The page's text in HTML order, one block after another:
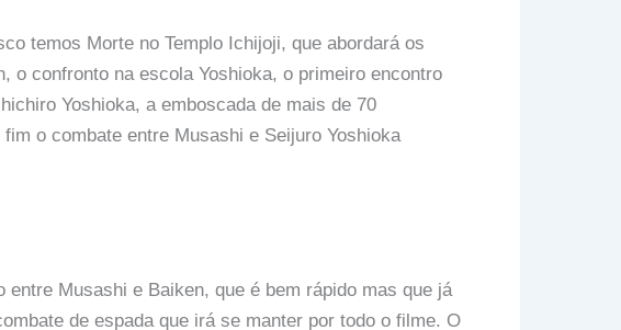
temos Morte no Templo Ichijoji, que abordará os
o confronto na escola Yoshioka, o primeiro encontro
Yoshioka, a emboscada de mais de 70
o combate entre Musashi e Seijuro Yoshioka
Musashi e Baiken, que é bem rápido mas que já
de espada que irá se manter por todo o filme. O